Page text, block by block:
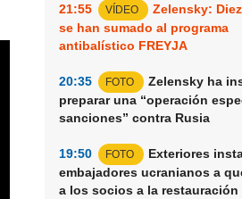
21:55 VÍDEO
Zelensky:
se han sumado al programa
antibalístico FREYJA
20:35 FOTO
Zelensky ha
preparar una “operación
sanciones” contra Rusia
19:50 FOTO
Exteriores
embajadores ucranianos a
a los socios a la restauración